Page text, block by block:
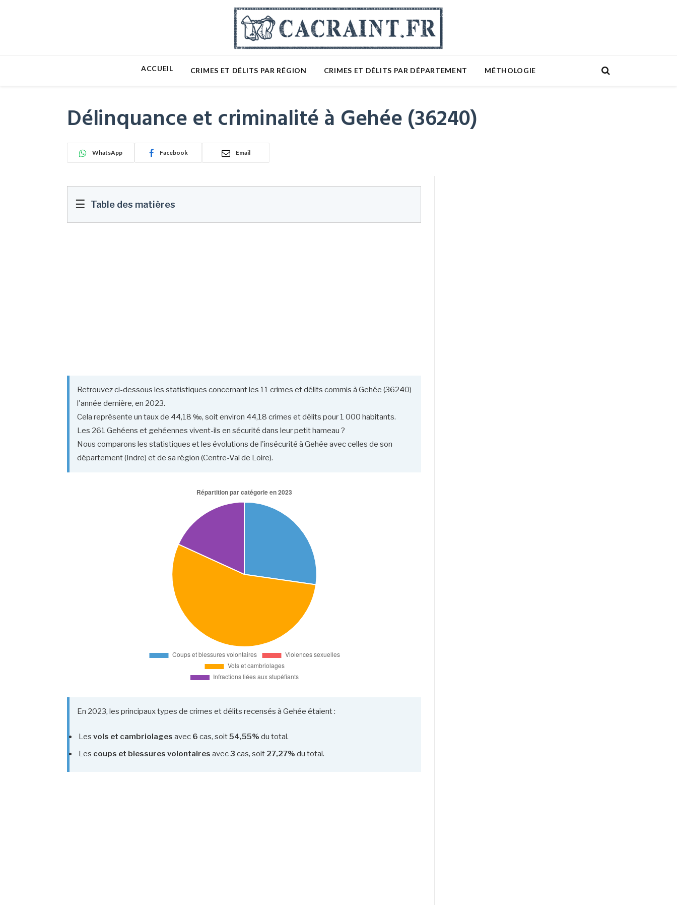
ACCUEIL CRIMES ET DÉLITS PAR RÉGION CRIMES ET DÉLITS PAR DÉPARTEMENT MÉTHOLOGIE
Délinquance et criminalité à Gehée (36240)
WhatsApp Facebook Email
☰ Table des matières
Retrouvez ci-dessous les statistiques concernant les 11 crimes et délits commis à Gehée (36240)
l'année dernière, en 2023.
Cela représente un taux de 44,18 ‰, soit environ 44,18 crimes et délits pour 1 000 habitants.
Les 261 Gehéens et gehéennes vivent-ils en sécurité dans leur petit hameau ?
Nous comparons les statistiques et les évolutions de l'insécurité à Gehée avec celles de son
département (Indre) et de sa région (Centre-Val de Loire).
En 2023, les principaux types de crimes et délits recensés à Gehée étaient :
Les vols et cambriolages avec 6 cas, soit54,55% du total.
Les coups et blessures volontaires avec3 cas, soit 27,27% du total.